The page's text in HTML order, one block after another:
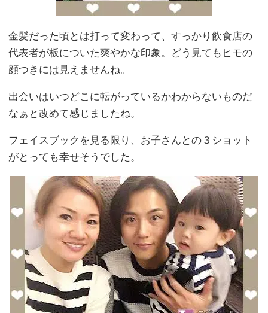
金髪だった頃とは打って変わって、すっかり飲食店の
代表者が板についた爽やかな印象。どう見てもヒモの
顔つきには見えませんね。
出会いはいつどこに転がっているかわからないものだ
なぁと改めて感じましたね。
フェイスブックを見る限り、お子さんとの３ショット
がとっても幸せそうでした。